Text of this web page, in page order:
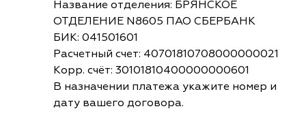
Название отделения: БРЯНСКОЕ
ОТДЕЛЕНИЕ N8605 ПАО СБЕРБАНК
БИК: 041501601
Расчетный счет: 40701810708000000021
Корр. счёт: 30101810400000000601
В назначении платежа укажите номер и
дату вашего договора.